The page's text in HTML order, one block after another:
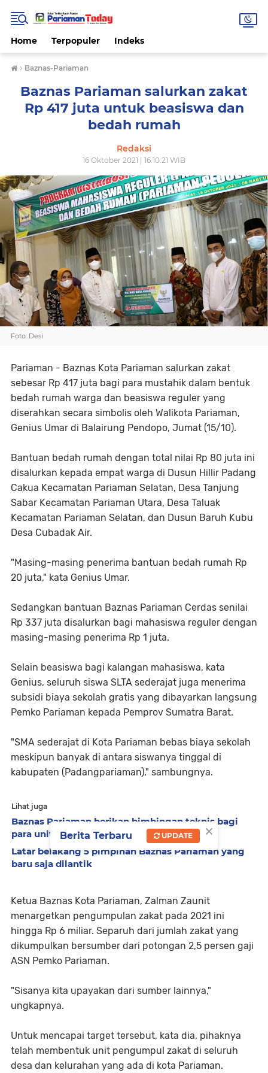
Home Terpopuler Indeks
› Baznas-Pariaman
Baznas Pariaman salurkan zakat
Rp 417 juta untuk beasiswa dan
bedah rumah
Redaksi
16 Oktober 2021 | 16.10.21 WIB
Foto: Desi
Pariaman - Baznas Kota Pariaman salurkan zakat
sebesar Rp 417 juta bagi para mustahik dalam bentuk
bedah rumah warga dan beasiswa reguler yang
diserahkan secara simbolis oleh Walikota Pariaman,
Genius Umar di Balairung Pendopo, Jumat (15/10).
Bantuan bedah rumah dengan total nilai Rp 80 juta ini
disalurkan kepada empat warga di Dusun Hillir Padang
Cakua Kecamatan Pariaman Selatan, Desa Tanjung
Sabar Kecamatan Pariaman Utara, Desa Taluak
Kecamatan Pariaman Selatan, dan Dusun Baruh Kubu
Desa Cubadak Air.
"Masing-masing penerima bantuan bedah rumah Rp
20 juta," kata Genius Umar.
Sedangkan bantuan Baznas Pariaman Cerdas senilai
Rp 337 juta disalurkan bagi mahasiswa reguler dengan
masing-masing penerima Rp 1 juta.
Selain beasiswa bagi kalangan mahasiswa, kata
Genius, seluruh siswa SLTA sederajat juga menerima
subsidi biaya sekolah gratis yang dibayarkan langsung
Pemko Pariaman kepada Pemprov Sumatra Barat.
"SMA sederajat di Kota Pariaman bebas biaya sekolah
meskipun banyak di antara siswanya tinggal di
kabupaten (Padangpariaman)," sambungnya.
Lihat juga
Baznas Pariaman berikan bimbingan teknis bagi
para unit pengumpul zakat
Latar belakang 5 pimpinan Baznas Pariaman yang
baru saja dilantik
Ketua Baznas Kota Pariaman, Zalman Zaunit
menargetkan pengumpulan zakat pada 2021 ini
hingga Rp 6 miliar. Separuh dari jumlah zakat yang
dikumpulkan bersumber dari potongan 2,5 persen gaji
ASN Pemko Pariaman.
"Sisanya kita upayakan dari sumber lainnya,"
ungkapnya.
Untuk mencapai target tersebut, kata dia, pihaknya
telah membentuk unit pengumpul zakat di seluruh
desa dan kelurahan yang ada di kota Pariaman.
×
Berita Terbaru UPDATE